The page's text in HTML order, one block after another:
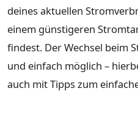
deines aktuellen
einem günstigeren
findest. Der Wechsel beim
und einfach möglich –
auch mit Tipps zum